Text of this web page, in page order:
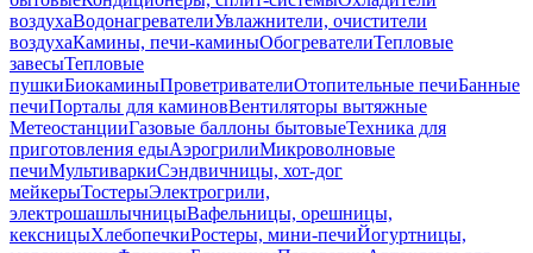
воздухаВодонагревателиУвлажнители, очистители
воздухаКамины, печи-каминыОбогревателиТепловые
завесыТепловые
пушкиБиокаминыПроветривателиОтопительные печиБанные
печиПорталы для каминовВентиляторы вытяжные
МетеостанцииГазовые баллоны бытовыеТехника для
приготовления едыАэрогрилиМикроволновые
печиМультиваркиСэндвичницы, хот-дог
мейкерыТостерыЭлектрогрили,
электрошашлычницыВафельницы, орешницы,
кексницыХлебопечкиРостеры, мини-печиЙогуртницы,